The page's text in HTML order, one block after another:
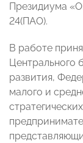
Президиума
24(ПАО).
В работе
Центрального
развития,
малого и